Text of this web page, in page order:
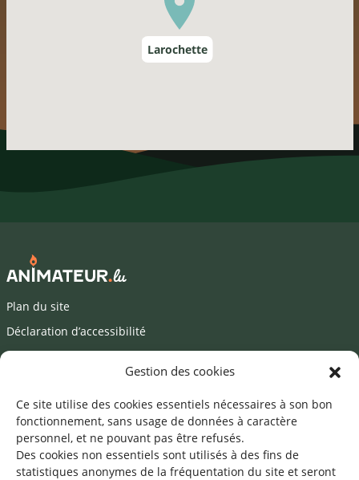
Gestion des cookies
Ce site utilise des cookies essentiels nécessaires à son bon
fonctionnement, sans usage de données à caractère
personnel, et ne pouvant pas être refusés.
Des cookies non essentiels sont utilisés à des fins de
statistiques anonymes de la fréquentation du site et seront
Larochette
Plan du site
Déclaration d’accessibilité
Mentions légales
Une offre du